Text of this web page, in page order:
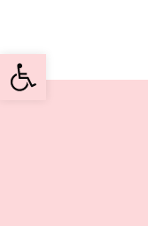
פתח